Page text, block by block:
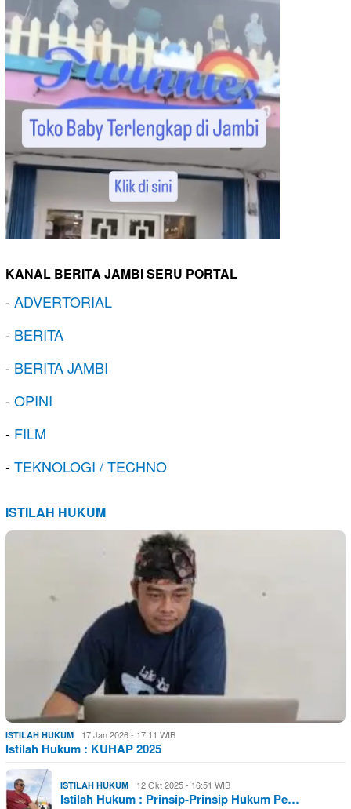
KANAL BERITA JAMBI SERU PORTAL
-ADVERTORIAL
- BERITA
- BERITA JAMBI
-OPINI
- FILM
-TEKNOLOGI / TECHNO
ISTILAH HUKUM
ISTILAH HUKUM 17 Jan 2026 - 17:11 WIB
Istilah Hukum : KUHAP 2025
ISTILAH HUKUM 12 Okt 2025 - 16:51 WIB
Istilah Hukum : Prinsip-Prinsip Hukum Pe…